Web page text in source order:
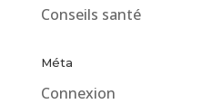
Conseils santé
Méta
Connexion